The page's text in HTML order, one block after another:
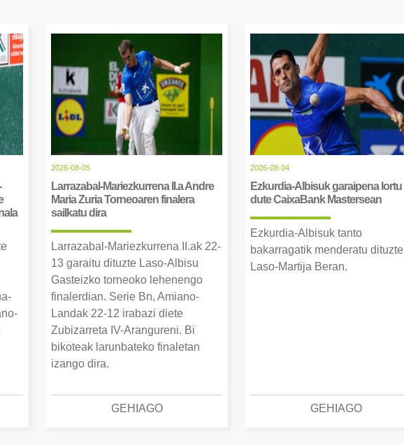
2026-08-05
Larrazabal-Mariezkurrena II.a Andre
Maria Zuria Torneoaren finalera
sailkatu dira
Larrazabal-Mariezkurrena II.ak 22-
13 garaitu dituzte Laso-Albisu
Gasteizko torneoko lehenengo
finalerdian. Serie Bn, Amiano-
Landak 22-12 irabazi diete
Zubizarreta IV-Arangureni. Bi
bikoteak larunbateko finaletan
izango dira.
GEHIAGO
2026-08-04
Ezkurdia-Albisuk garaipena lortu
dute CaixaBank Mastersean
Ezkurdia-Albisuk tanto
bakarragatik menderatu dituzte
Laso-Martija Beran.
GEHIAGO